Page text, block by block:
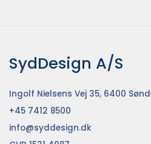
SydDesign A/S
Ingolf Nielsens Vej 35, 6400
+45 7412 8500
info@syddesign.dk